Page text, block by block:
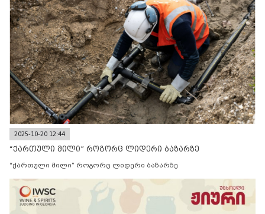
2025-10-20 12:44
“ქართული მილი” როგორც ლიდერი ბაზარზე
“ქართული მილი” როგორც ლიდერი ბაზარზე